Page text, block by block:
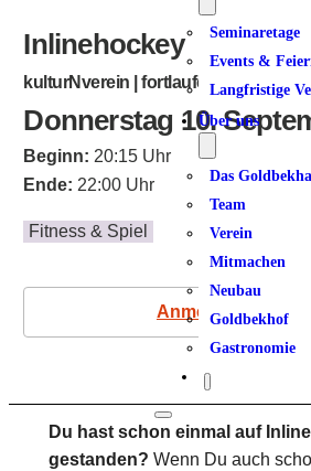
Seminaretage
Events &
Langfristige
Über uns
Das
Team
Verein
Mitmachen
Neubau
Goldbekhof
Gastronomie
Inlinehockey
kulturNverein | fortlaufend
Donnerstag 10.
Beginn: 20:15 Uhr
Ende: 22:00 Uhr
Fitness & Spiel
Anmeldung
Du hast schon einmal auf
gestanden? Wenn Du auch